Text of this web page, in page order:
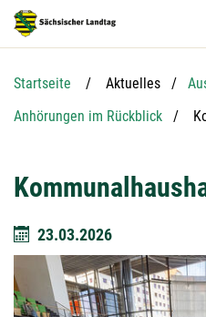
Hauptnavigation
Hauptinhalt
Service
Startseite Aktuelles
Anhörungen im Rückblick
23.03.2026